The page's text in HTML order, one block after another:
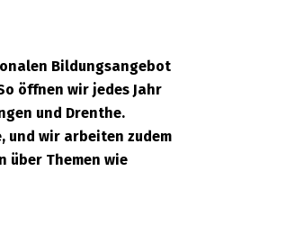
Bildungsangebot
öffnen wir jedes Jahr
und Drenthe.
und wir arbeiten zudem
über Themen wie